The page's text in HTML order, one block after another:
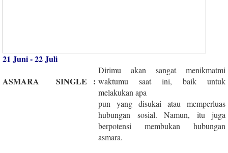
21 Juni - 22 Juli
ASMARA
SINGLE :
Dirimu akan sangat menikmatmi
waktumu saat ini, baik untuk
melakukan apa
pun yang disukai atau memperluas
hubungan sosial. Namun, itu juga
berpotensi membukan hubungan
asmara.